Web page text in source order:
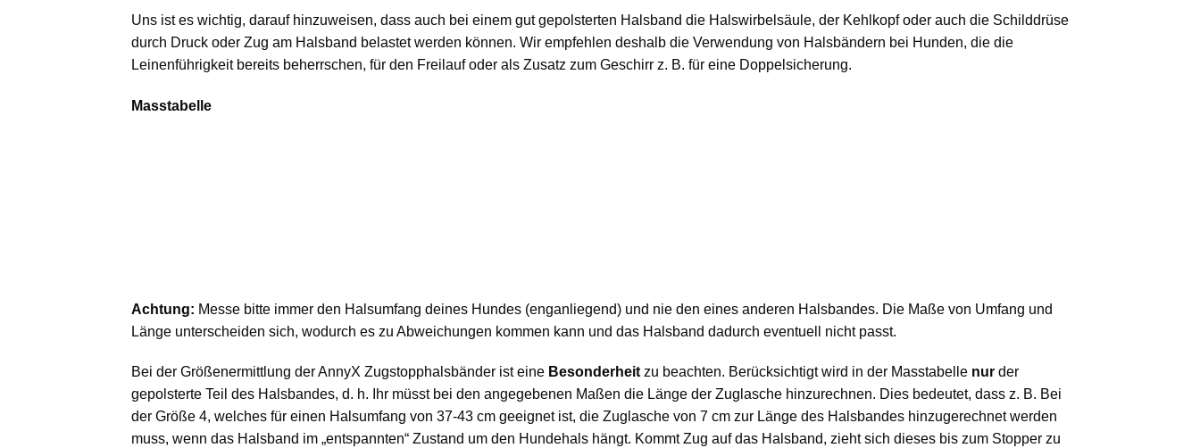
Uns ist es wichtig, darauf hinzuweisen, dass auch bei einem gut gepolsterten Halsband die Halswirbelsäule, der Kehlkopf oder auch die Schilddrüse
durch Druck oder Zug am Halsband belastet werden können. Wir empfehlen deshalb die Verwendung von Halsbändern bei Hunden, die die
Leinenführigkeit bereits beherrschen, für den Freilauf oder als Zusatz zum Geschirr z. B. für eine Doppelsicherung.
Masstabelle
Achtung: Messe bitte immer den Halsumfang deines Hundes (enganliegend) und nie den eines anderen Halsbandes. Die Maße von Umfang und
Länge unterscheiden sich, wodurch es zu Abweichungen kommen kann und das Halsband dadurch eventuell nicht passt.
Bei der Größenermittlung der AnnyX Zugstopphalsbänder ist eine Besonderheit zu beachten. Berücksichtigt wird in der Masstabelle nur der
gepolsterte Teil des Halsbandes, d. h. Ihr müsst bei den angegebenen Maßen die Länge der Zuglasche hinzurechnen. Dies bedeutet, dass z. B. Bei
der Größe 4, welches für einen Halsumfang von 37-43 cm geeignet ist, die Zuglasche von 7 cm zur Länge des Halsbandes hinzugerechnet werden
muss, wenn das Halsband im „entspannten“ Zustand um den Hundehals hängt. Kommt Zug auf das Halsband, zieht sich dieses bis zum Stopper zu